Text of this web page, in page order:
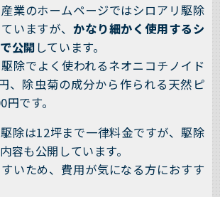
業のホームページではシロアリ駆除
いますが、 かなり細かく使用するシ
公開しています。
除でよく使われるネオニコチノイド
、除虫菊の成分から作られる天然ピ
です。
除は12坪まで一律料金ですが、駆除
容も公開しています。
いため、費用が気になる方におすす